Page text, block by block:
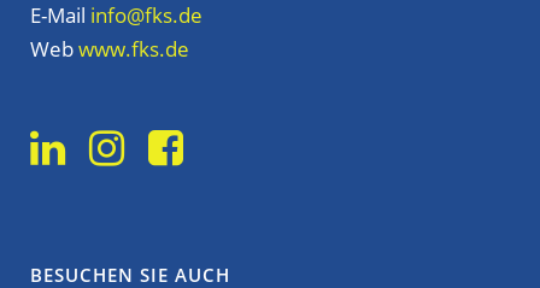
E-Mail info@fks.de
Webwww.fks.de
BESUCHEN SIE AUCH